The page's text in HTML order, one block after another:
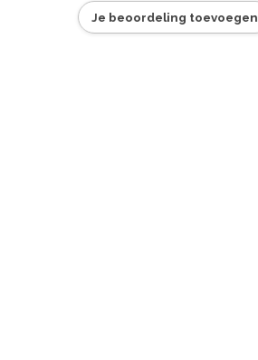
Je beoordeling toevoegen